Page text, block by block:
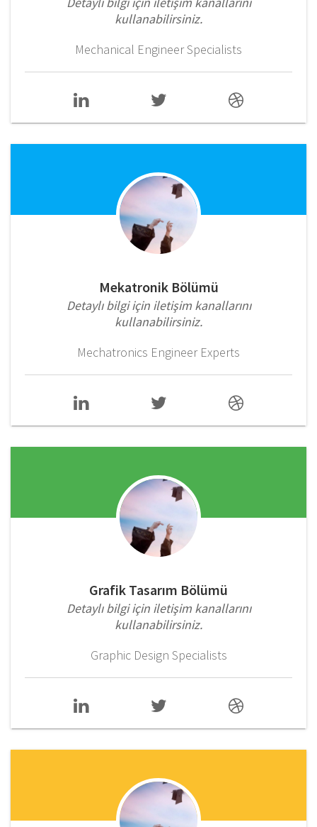
kullanabilirsiniz.
Mechanical Engineer Specialists
Mekatronik Bölümü
Detaylı bilgi için iletişim kanallarını
kullanabilirsiniz.
Mechatronics Engineer Experts
Grafik Tasarım Bölümü
Detaylı bilgi için iletişim kanallarını
kullanabilirsiniz.
Graphic Design Specialists